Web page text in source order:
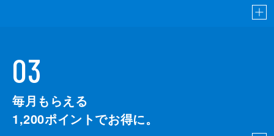
03
毎月もらえる
1,200ポイントでお得に。